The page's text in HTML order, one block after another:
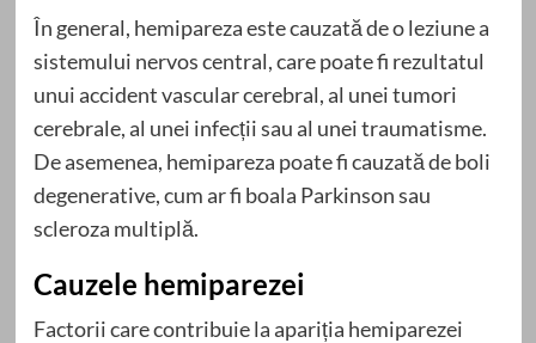
În general, hemipareza este cauzată de o leziune a
sistemului nervos central, care poate fi rezultatul
unui accident vascular cerebral, al unei tumori
cerebrale, al unei infecții sau al unei traumatisme.
De asemenea, hemipareza poate fi cauzată de boli
degenerative, cum ar fi boala Parkinson sau
scleroza multiplă.
Cauzele hemiparezei
Factorii care contribuie la apariția hemiparezei